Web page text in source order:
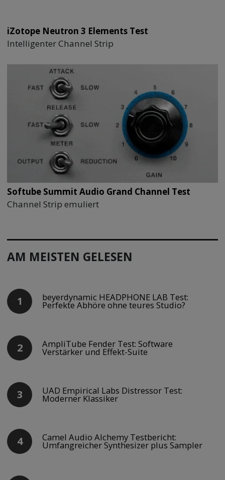
iZotope Neutron 3 Elements Test
Intelligenter Channel Strip
Softube Summit Audio Grand Channel Test
Channel Strip emuliert
AM MEISTEN GELESEN
beyerdynamic HEADPHONE LAB Test:
Perfekte Abhöre ohne teures Studio?
AmpliTube Fender Test: Software
Verstärker und Effekt-Suite
UAD Empirical Labs Distressor Test:
Moderner Klassiker
Camel Audio Alchemy Testbericht:
Umfangreicher Synthesizer plus Sampler